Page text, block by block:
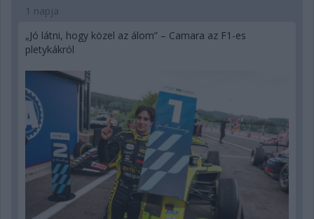
1 napja
„Jó látni, hogy közel az álom” – Camara az F1-es
pletykákról